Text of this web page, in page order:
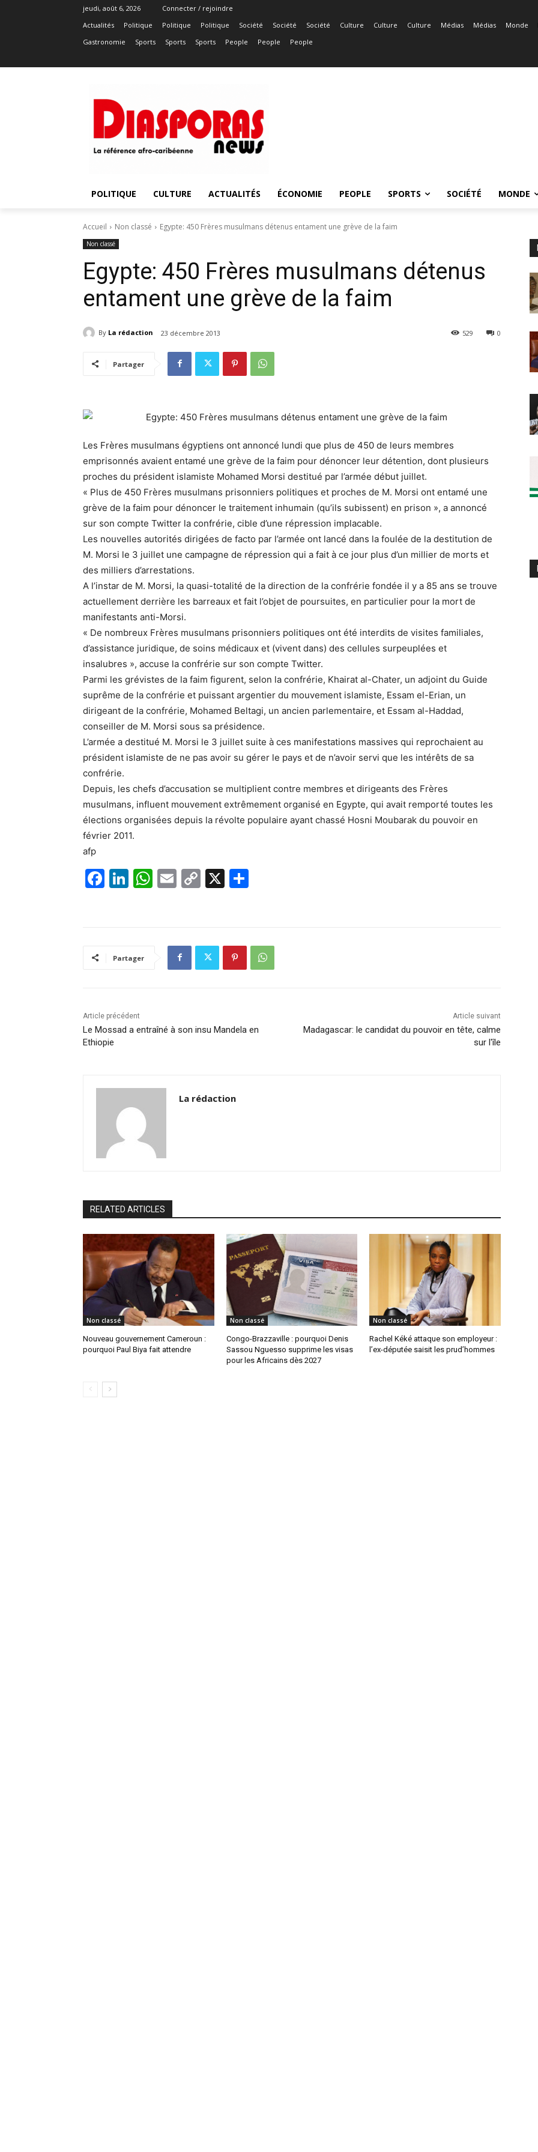
jeudi, août 6, 2026
Connecter / rejoindre
Actualités
Politique Politique Politique Société Société Société Culture Culture Culture Médias Médias Monde
Gastronomie
Sports Sports Sports People People People
POLITIQUE CULTURE ACTUALITÉS ÉCONOMIE PEOPLE SPORTS SOCIÉTÉ MONDE
Accueil Non classé Egypte: 450 Frères musulmans détenus entament une grève de la faim
Non classé
Egypte: 450 Frères musulmans détenus
entament une grève de la faim
By La rédaction 23 décembre 2013 0
529
Partager
Les Frères musulmans égyptiens ont annoncé lundi que plus de 450 de leurs membres
emprisonnés avaient entamé une grève de la faim pour dénoncer leur détention, dont plusieurs
proches du président islamiste Mohamed Morsi destitué par l’armée début juillet.
« Plus de 450 Frères musulmans prisonniers politiques et proches de M. Morsi ont entamé une
grève de la faim pour dénoncer le traitement inhumain (qu’ils subissent) en prison », a annoncé
sur son compte Twitter la confrérie, cible d’une répression implacable.
Les nouvelles autorités dirigées de facto par l’armée ont lancé dans la foulée de la destitution de
M. Morsi le 3 juillet une campagne de répression qui a fait à ce jour plus d’un millier de morts et
des milliers d’arrestations.
A l’instar de M. Morsi, la quasi-totalité de la direction de la confrérie fondée il y a 85 ans se trouve
actuellement derrière les barreaux et fait l’objet de poursuites, en particulier pour la mort de
manifestants anti-Morsi.
« De nombreux Frères musulmans prisonniers politiques ont été interdits de visites familiales,
d’assistance juridique, de soins médicaux et (vivent dans) des cellules surpeuplées et
insalubres », accuse la confrérie sur son compte Twitter.
Parmi les grévistes de la faim figurent, selon la confrérie, Khairat al-Chater, un adjoint du Guide
suprême de la confrérie et puissant argentier du mouvement islamiste, Essam el-Erian, un
dirigeant de la confrérie, Mohamed Beltagi, un ancien parlementaire, et Essam al-Haddad,
conseiller de M. Morsi sous sa présidence.
L’armée a destitué M. Morsi le 3 juillet suite à ces manifestations massives qui reprochaient au
président islamiste de ne pas avoir su gérer le pays et de n’avoir servi que les intérêts de sa
confrérie.
Depuis, les chefs d’accusation se multiplient contre membres et dirigeants des Frères
musulmans, influent mouvement extrêmement organisé en Egypte, qui avait remporté toutes les
élections organisées depuis la révolte populaire ayant chassé Hosni Moubarak du pouvoir en
février 2011.
afp
F
b
k
Li
dI
W E
C
Li
n
X
er
Partager
Article précédent
Le Mossad a entraîné à son insu Mandela en
Ethiopie
Article suivant
Madagascar: le candidat du pouvoir en tête, calme
sur l'île
La rédaction
RELATED ARTICLES
Non classé
Nouveau gouvernement Cameroun :
pourquoi Paul Biya fait attendre
Non classé
Congo-Brazzaville : pourquoi Denis
Sassou Nguesso supprime les visas
pour les Africains dès 2027
Non classé
Rachel Kéké attaque son employeur :
l’ex-députée saisit les prud’hommes